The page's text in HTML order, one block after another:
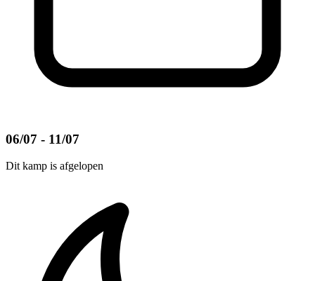
06/07 - 11/07
Dit kamp is afgelopen